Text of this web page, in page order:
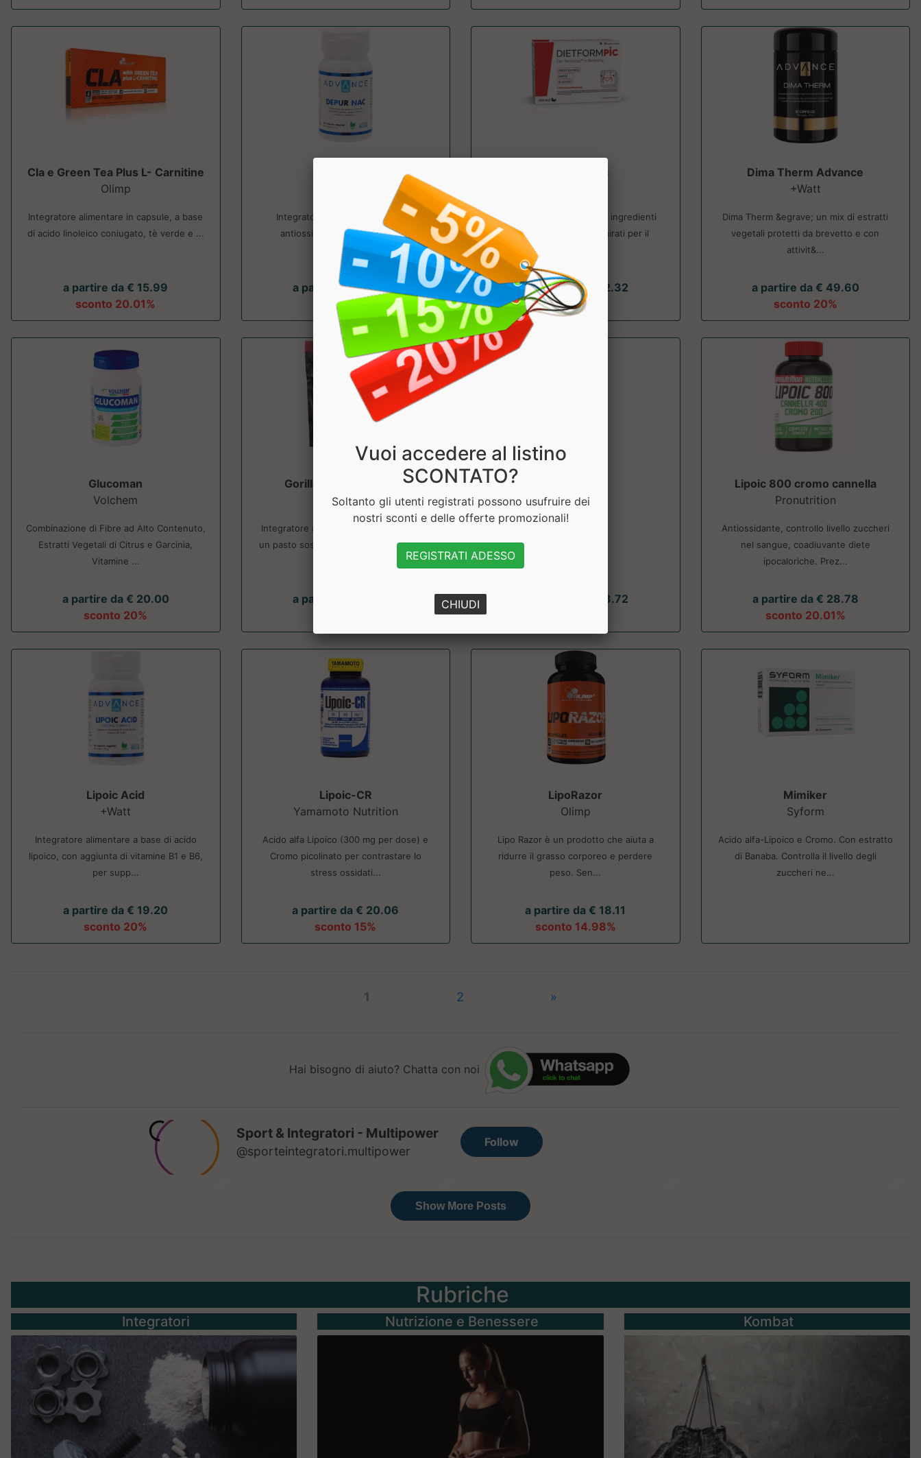
Cla e Green Tea Plus L- Carnitine
Olimp
Integratore alimentare in capsule, a base
di acido linoleico coniugato, tè verde e ...
a partire da € 15.99
sconto 20.01%
Integratore alimentare ad azione
antiossidante e depurativa. ....
a partire da € 13.60
sconto 20%
Dietform Pic
Composizione bilanciata di ingredienti
naturali e principi attivi mirati per il
a partire da € 22.32
sconto 20%
Dima Therm Advance
+Watt
Dima Therm &egrave; un mix di estratti
vegetali protetti da brevetto e con
attivit&...
a partire da € 49.60
sconto 20%
Glucoman
Volchem
Combinazione di Fibre ad Alto Contenuto,
Estratti Vegetali di Citrus e Garcinia,
Vitamine ...
a partire da € 20.00
sconto 20%
Gorilla Pro Source Slim
NaturVeg
Integratore alimentare che rappresenta
un pasto sostitutivo vegan per diminuire
a partire da € 75.00
Why Sport
a partire da € 28.72
Lipoic 800 cromo cannella
Pronutrition
Antiossidante, controllo livello zuccheri
nel sangue, coadiuvante diete
ipocaloriche. Prez...
a partire da € 28.78
sconto 20.01%
Lipoic Acid
+Watt
Integratore alimentare a base di acido
lipoico, con aggiunta di vitamine B1 e B6,
per supp...
a partire da € 19.20
sconto 20%
Lipoic-CR
Yamamoto Nutrition
Acido alfa Lipoico (300 mg per dose) e
Cromo picolinato per contrastare lo
stress ossidati...
a partire da € 20.06
sconto 15%
LipoRazor
Olimp
Lipo Razor è un prodotto che aiuta a
ridurre il grasso corporeo e perdere
peso. Sen...
a partire da € 18.11
sconto 14.98%
Mimiker
Syform
Acido alfa-Lipoico e Cromo. Con estratto
di Banaba. Controlla il livello degli
zuccheri ne...
1 2 »
Hai bisogno di aiuto? Chatta con noi
Rubriche
Integratori Nutrizione e Benessere Kombat
Vuoi accedere al listino
SCONTATO?
Soltanto gli utenti registrati possono usufruire dei
nostri sconti e delle offerte promozionali!
REGISTRATI ADESSO
CHIUDI